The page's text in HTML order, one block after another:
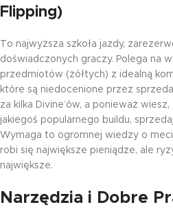
Flipping)
To najwyższa szkoła jazdy,
doświadczonych graczy. Polega na
przedmiotów (żółtych) z idealną
które są niedocenione przez
za kilka Divine’ów, a ponieważ
jakiegoś popularnego buildu,
Wymaga to ogromnej wiedzy o
robi się największe pieniądze, ale
największe.
Narzędzia i Dobre